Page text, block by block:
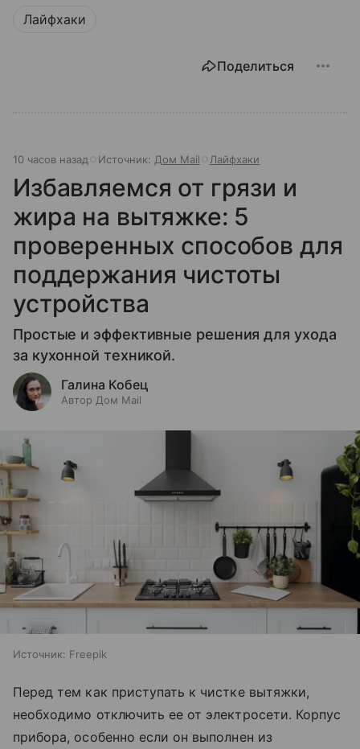
Лайфхаки
Поделиться
10 часов назад Источник: Дом Mail Лайфхаки
Избавляемся от грязи и
жира на вытяжке: 5
проверенных способов для
поддержания чистоты
устройства
Простые и эффективные решения для ухода
за кухонной техникой.
Галина Кобец
Автор Дом Mail
Источник: Freepik
Перед тем как приступать к чистке вытяжки,
необходимо отключить ее от электросети. Корпус
прибора, особенно если он выполнен из